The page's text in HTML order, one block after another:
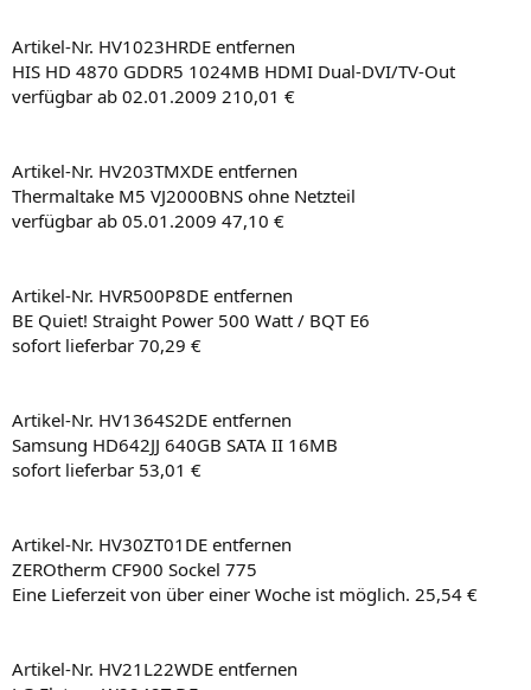
Artikel-Nr. HV1023HRDE entfernen
HIS HD 4870 GDDR5 1024MB HDMI Dual-DVI/TV-Out
verfügbar ab 02.01.2009 210,01 €
Artikel-Nr. HV203TMXDE entfernen
Thermaltake M5 VJ2000BNS ohne Netzteil
verfügbar ab 05.01.2009 47,10 €
Artikel-Nr. HVR500P8DE entfernen
BE Quiet! Straight Power 500 Watt / BQT E6
sofort lieferbar 70,29 €
Artikel-Nr. HV1364S2DE entfernen
Samsung HD642JJ 640GB SATA II 16MB
sofort lieferbar 53,01 €
Artikel-Nr. HV30ZT01DE entfernen
ZEROtherm CF900 Sockel 775
Eine Lieferzeit von über einer Woche ist möglich. 25,54 €
Artikel-Nr. HV21L22WDE entfernen